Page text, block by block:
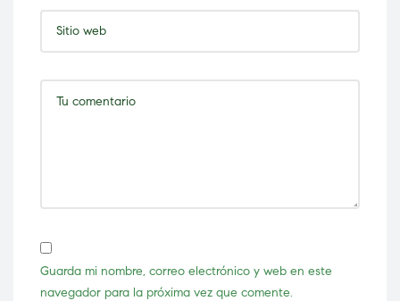
Guarda mi nombre, correo electrónico y web en este
navegador para la próxima vez que comente.